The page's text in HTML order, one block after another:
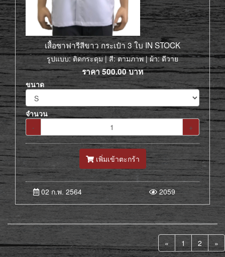
เสื้อซาฟารีสีขาว กระเป๋า 3 ใบ IN STOCK
รูปแบบ: ติดกระดุม | สี: ตามภาพ | ผ้า: ดีวาย
ราคา500.00บาท
ขนาด
จำนวน
-
+
เพิ่มเข้าตะกร้า
02 ก.พ. 2564 2059
« 1 2 »